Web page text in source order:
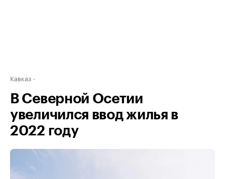
Кавказ
В Северной Осетии
увеличился ввод жилья в
2022 году